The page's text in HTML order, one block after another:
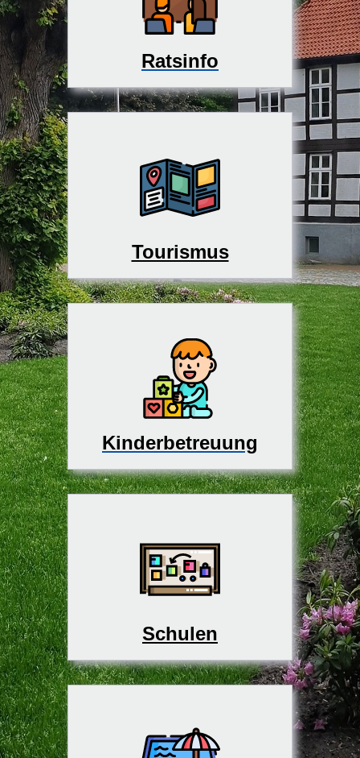
Ratsinfo
Tourismus
Kinderbetreuung
Schulen